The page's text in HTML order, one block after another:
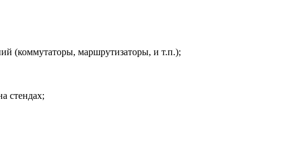
(коммутаторы, маршрутизаторы, и т.п.);
стендах;